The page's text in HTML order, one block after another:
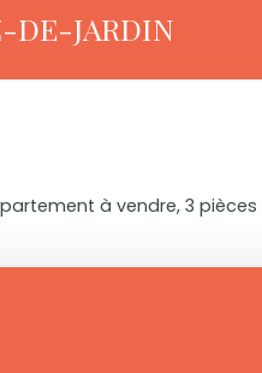
DE-JARDIN
à vendre, 3 pièces